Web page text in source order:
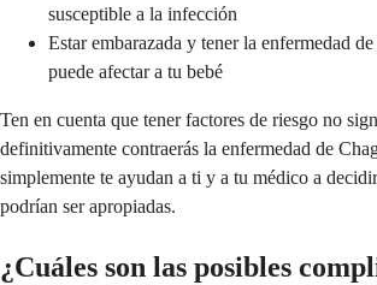
susceptible a la infección
Estar embarazada y tener la enfermedad
puede afectar a tu bebé
Ten en cuenta que tener factores de riesgo no
definitivamente contraerás la enfermedad de
simplemente te ayudan a ti y a tu médico a
podrían ser apropiadas.
¿Cuáles son las posibles